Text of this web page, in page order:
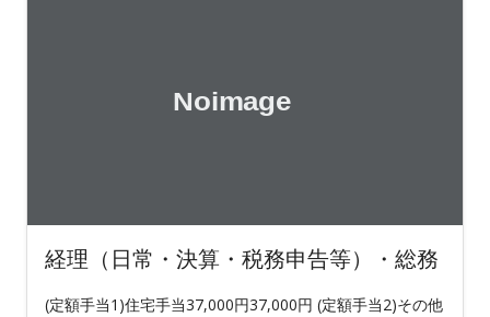
経理（日常・決算・税務申告等）・総務
(定額手当1)住宅手当37,000円37,000円 (定額手当2)その他